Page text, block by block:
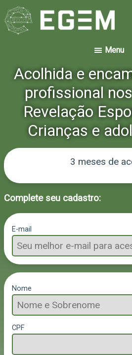
Complete seu cadastro:
E-mail
Nome
CPF
Acolhida e
profissional
Revelação
Crianças e
3 meses de